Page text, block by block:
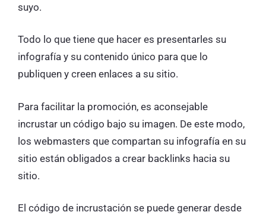
suyo.
Todo lo que tiene que hacer es presentarles su
infografía y su contenido único para que lo
publiquen y creen enlaces a su sitio.
Para facilitar la promoción, es aconsejable
incrustar un código bajo su imagen. De este modo,
los webmasters que compartan su infografía en su
sitio están obligados a crear backlinks hacia su
sitio.
El código de incrustación se puede generar desde